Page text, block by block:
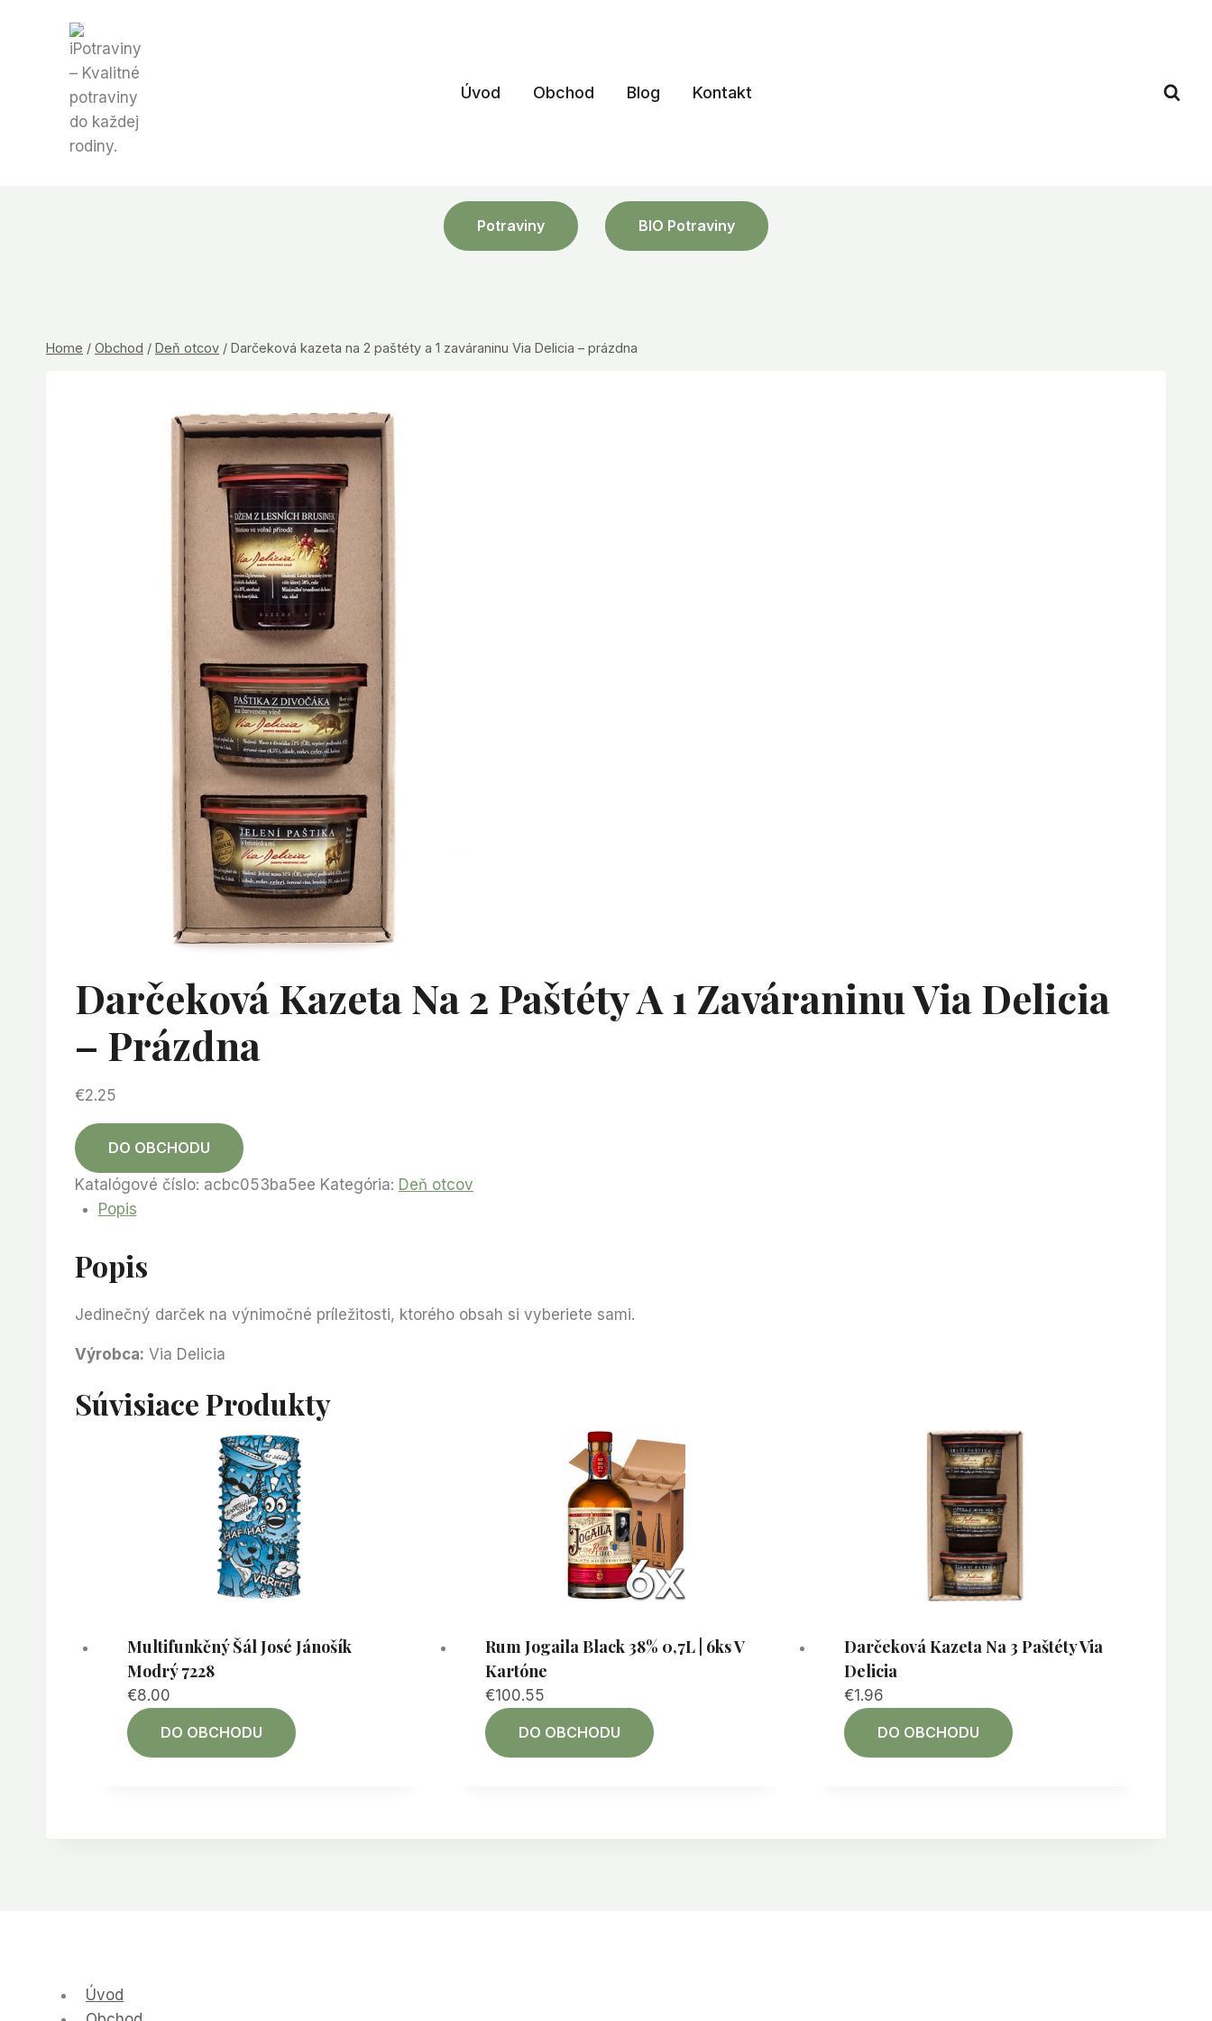
Úvod Obchod Blog Kontakt
Potraviny BIO Potraviny
Home / Obchod / Deň otcov / Darčeková kazeta na 2 paštéty a 1 zaváraninu Via Delicia – prázdna
Darčeková Kazeta Na 2 Paštéty A 1 Zaváraninu Via Delicia
– Prázdna
€2.25
DO OBCHODU
Katalógové číslo: acbc053ba5ee Kategória: Deň otcov
Popis
Popis
Jedinečný darček na výnimočné príležitosti, ktorého obsah si vyberiete sami.
Výrobca: Via Delicia
Súvisiace Produkty
Multifunkčný Šál José Jánošík
Modrý 7228
€8.00
DO OBCHODU
Rum Jogaila Black 38% 0,7L | 6ks V
Kartóne
€100.55
DO OBCHODU
Darčeková Kazeta Na 3 Paštéty Via
Delicia
€1.96
DO OBCHODU
Úvod